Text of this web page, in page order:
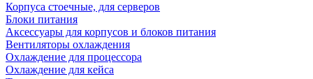
Корпуса стоечные, для серверов
Блоки питания
Аксессуары для корпусов и блоков питания
Вентиляторы охлаждения
Охлаждение для процессора
Охлаждение для кейса